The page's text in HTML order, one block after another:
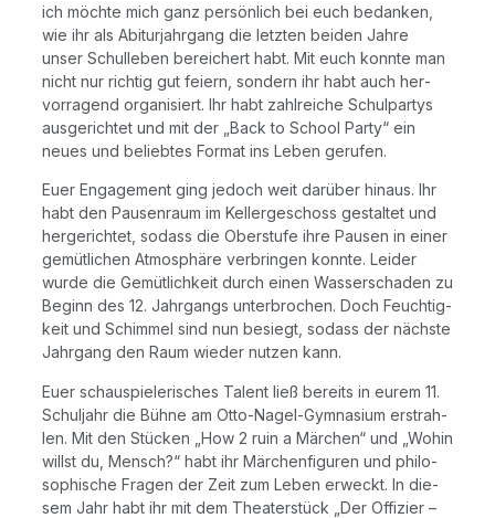
ich möch­te mich ganz per­sön­lich bei euch bedan­ken,
wie ihr als Abitur­jahr­gang die letz­ten bei­den Jah­re
unser Schul­le­ben berei­chert habt. Mit euch konn­te man
nicht nur rich­tig gut fei­ern, son­dern ihr habt auch her­
vor­ra­gend orga­ni­siert. Ihr habt zahl­rei­che Schul­par­tys
aus­ge­rich­tet und mit der „Back to School Par­ty“ ein
neu­es und belieb­tes For­mat ins Leben gerufen.
Euer Enga­ge­ment ging jedoch weit dar­über hin­aus. Ihr
habt den Pau­sen­raum im Kel­ler­ge­schoss gestal­tet und
her­ge­rich­tet, sodass die Ober­stu­fe ihre Pau­sen in einer
gemüt­li­chen Atmo­sphä­re ver­brin­gen konn­te. Lei­der
wur­de die Gemüt­lich­keit durch einen Was­ser­scha­den zu
Beginn des 12. Jahr­gangs unter­bro­chen. Doch Feuch­tig­
keit und Schim­mel sind nun besiegt, sodass der nächs­te
Jahr­gang den Raum wie­der nut­zen kann.
Euer schau­spie­le­ri­sches Talent ließ bereits in eurem 11.
Schul­jahr die Büh­ne am Otto-Nagel-Gym­na­si­um erstrah­
len. Mit den Stü­cken „How 2 ruin a Mär­chen“ und „Wohin
willst du, Mensch?“ habt ihr Mär­chen­fi­gu­ren und phi­lo­
so­phi­sche Fra­gen der Zeit zum Leben erweckt. In die­
sem Jahr habt ihr mit dem Thea­ter­stück „Der Offi­zier –